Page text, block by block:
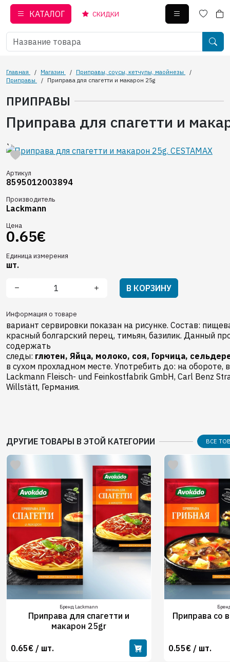
КАТАЛОГ СКИДКИ
Главная / Магазин / Приправы, соусы, кетчупы, маойнезы
/
Приправы
/ Приправа для спагетти и макарон 25g
ПРИПРАВЫ
Приправа для спагетти и
Артикул
8595012003894
Производитель
Lackmann
Цена
0.65€
Единица измерения
шт.
В КОРЗИНУ
Информация о товаре
вариант сервировки показан на рисунке. Состав:
красный болгарский перец, тимьян, базилик. Данный
содержать
следы: глютен, Яйца, молоко, соя, Горчица,
в сухом прохладном месте. Употребить до: на обороте,
Lackmann Fleisch- und Feinkostfabrik GmbH, Carl Benz
Willstätt, Германия.
ДРУГИЕ ТОВАРЫ В ЭТОЙ КАТЕГОРИИ ВСЕ
Бренд Lackmann
Приправа для спагетти и
макарон 25gr
0.65€ / шт.
Приправа со
0.55€ / шт.